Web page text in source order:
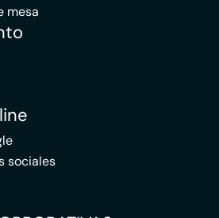
mesa
sociales